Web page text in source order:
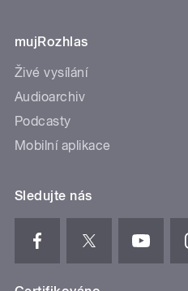
mujRozhlas
Živé vysílání
Audioarchiv
Podcasty
Mobilní aplikace
Sledujte nás